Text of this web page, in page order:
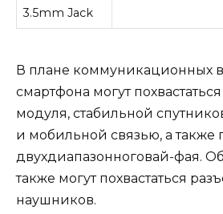
3.5mm Jack
В плане коммуникационных
смартфона могут
модуля, стабильной
и мобильной связью, а
двухдиапазонноговай-фая.
также могут похвастаться
наушников.